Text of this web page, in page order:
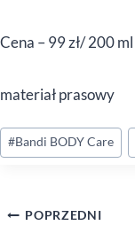
Cena – 99 zł/ 200 ml
materiał prasowy
Tagi
wpisu:
#Bandi BODY Care
Nawigacja
POPRZEDNI